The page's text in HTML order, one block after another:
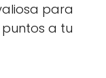
para
a tu